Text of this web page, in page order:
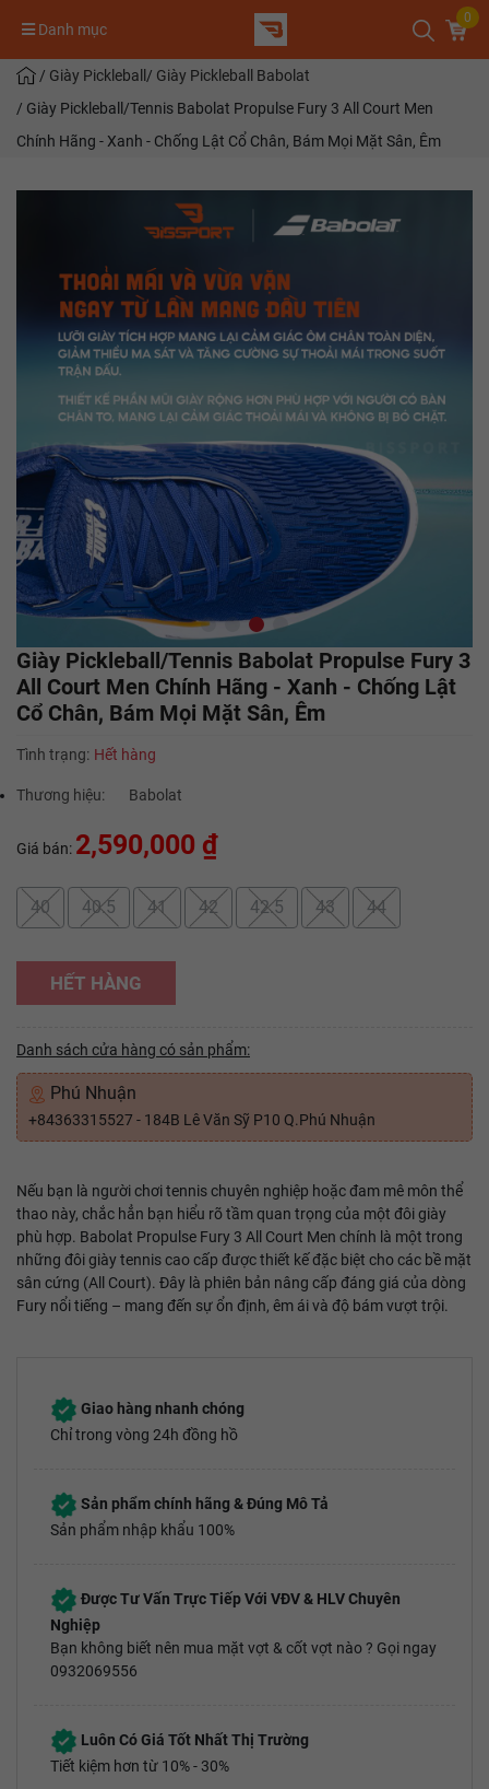
Danh mục
0
/ Giày Pickleball / Giày Pickleball Babolat
/ Giày Pickleball/Tennis Babolat Propulse Fury 3 All Court Men
Chính Hãng - Xanh - Chống Lật Cổ Chân, Bám Mọi Mặt Sân, Êm
Giày Pickleball/Tennis Babolat Propulse Fury 3
All Court Men Chính Hãng - Xanh - Chống Lật
Cổ Chân, Bám Mọi Mặt Sân, Êm
Tình trạng: Hết hàng
Thương hiệu: Babolat
Giá bán: 2,590,000 ₫
40 40.5 41 42 42.5 43 44
HẾT HÀNG
Danh sách cửa hàng có sản phẩm:
Phú Nhuận
+84363315527 - 184B Lê Văn Sỹ P10 Q.Phú Nhuận
Nếu bạn là người chơi tennis chuyên nghiệp hoặc đam mê môn thể
thao này, chắc hẳn bạn hiểu rõ tầm quan trọng của một đôi giày
phù hợp. Babolat Propulse Fury 3 All Court Men chính là một trong
những đôi giày tennis cao cấp được thiết kế đặc biệt cho các bề mặt
sân cứng (All Court). Đây là phiên bản nâng cấp đáng giá của dòng
Fury nổi tiếng – mang đến sự ổn định, êm ái và độ bám vượt trội.
Giao hàng nhanh chóng
Chỉ trong vòng 24h đồng hồ
Sản phẩm chính hãng & Đúng Mô Tả
Sản phẩm nhập khẩu 100%
Được Tư Vấn Trực Tiếp Với VĐV & HLV Chuyên
Nghiệp
Bạn không biết nên mua mặt vợt & cốt vợt nào ? Gọi ngay
0932069556
Luôn Có Giá Tốt Nhất Thị Trường
Tiết kiệm hơn từ 10% - 30%